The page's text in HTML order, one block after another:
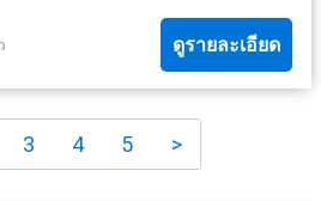
ดูรายละเอียด
3 4 5 >